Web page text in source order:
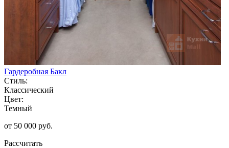
Гардеробная Бакл
Стиль:
Классический
Цвет:
Темный
от 50 000 руб.
Рассчитать